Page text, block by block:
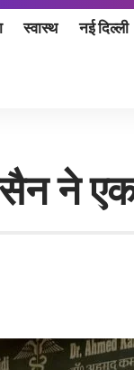
स्वास्थ नई दिल्ली
ने